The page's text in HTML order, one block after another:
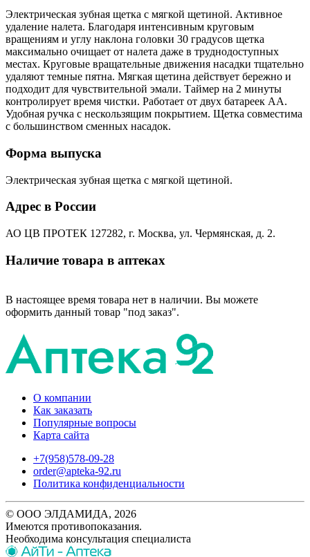
Электрическая зубная щетка с мягкой щетиной. Активное
удаление налета. Благодаря интенсивным круговым
вращениям и углу наклона головки 30 градусов щетка
максимально очищает от налета даже в труднодоступных
местах. Круговые вращательные движения насадки тщательно
удаляют темные пятна. Мягкая щетина действует бережно и
подходит для чувствительной эмали. Таймер на 2 минуты
контролирует время чистки. Работает от двух батареек АА.
Удобная ручка с нескользящим покрытием. Щетка совместима
с большинством сменных насадок.
Форма выпуска
Электрическая зубная щетка с мягкой щетиной.
Адрес в России
АО ЦВ ПРОТЕК 127282, г. Москва, ул. Чермянская, д. 2.
Наличие товара в аптеках
В настоящее время товара нет в наличии. Вы можете
оформить данный товар "под заказ".
О компании
Как заказать
Популярные вопросы
Карта сайта
+7(958)578-09-28
order@apteka-92.ru
Политика конфиденциальности
© ООО ЭЛДАМИДА, 2026
Имеются противопоказания.
Необходима консультация специалиста